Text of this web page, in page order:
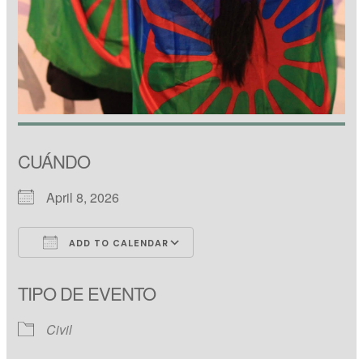
CUÁNDO
April 8, 2026
ADD TO CALENDAR
TIPO DE EVENTO
Civil